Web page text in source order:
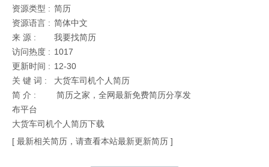
资源类型 : 简历
资源语言 : 简体中文
来 源 :
我要找简历
访问热度 : 1017
更新时间 : 12-30
关 键 词 :
大货车司机个人简历
简 介 :
简历之家，全网最新免费简历分享发
布平台
大货车司机个人简历下载
[ 最新相关简历，请查看本站最新更新简历 ]